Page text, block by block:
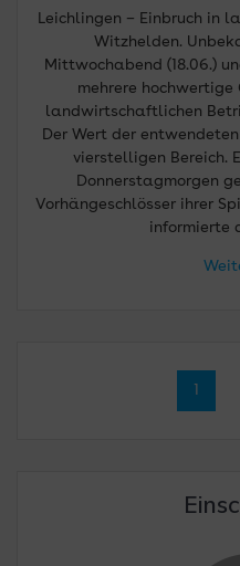
Leichlingen – Einbruch in
Witzhelden.
Mittwochabend (18.06.)
mehrere hochwertige
landwirtschaftlichen
Der Wert der
vierstelligen Bereich.
Donnerstagmorgen
Vorhängeschlösser ihrer
informierte
Seite